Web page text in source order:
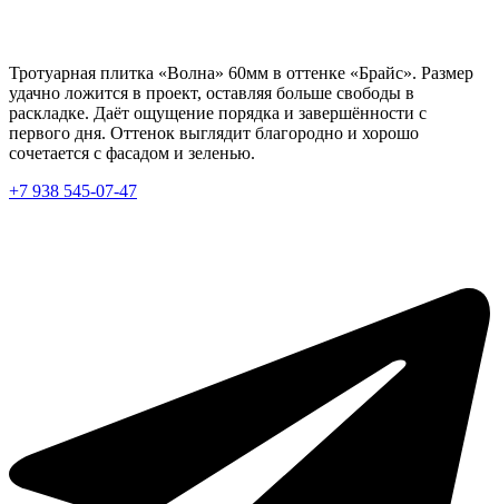
Тротуарная плитка «Волна» 60мм в оттенке «Брайс». Размер
удачно ложится в проект, оставляя больше свободы в
раскладке. Даёт ощущение порядка и завершённости с
первого дня. Оттенок выглядит благородно и хорошо
сочетается с фасадом и зеленью.
+7 938 545-07-47